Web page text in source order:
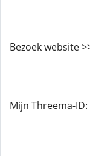
Bezoek website
Mijn Threema-